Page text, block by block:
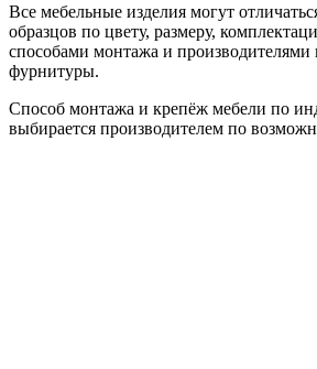
Все мебельные изделия могут
образцов по цвету, размеру,
способами монтажа и
фурнитуры.
Способ монтажа и крепёж мебели по
выбирается производителем по